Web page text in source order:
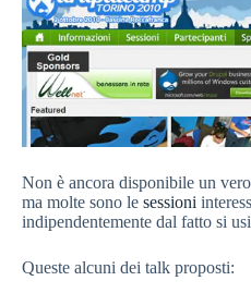
Non è ancora disponibile un
ma molte sono le sessioni
indipendentemente dal fatto si
Queste alcuni dei talk proposti: